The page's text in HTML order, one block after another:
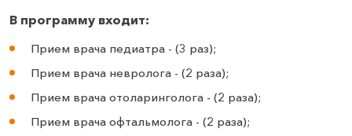
В программу входит:
Прием врача педиатра - (3 раз);
Прием врача невролога - (2 раза);
Прием врача отоларинголога - (2 раза);
Прием врача офтальмолога - (2 раза);